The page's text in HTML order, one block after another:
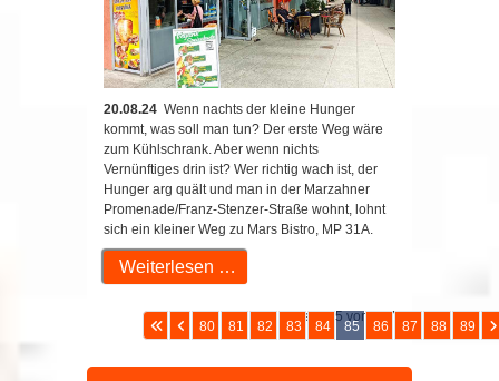
20.08.24 Wenn nachts der kleine Hunger
kommt, was soll man tun? Der erste Weg wäre
zum Kühlschrank. Aber wenn nichts
Vernünftiges drin ist? Wer richtig wach ist, der
Hunger arg quält und man in der Marzahner
Promenade/Franz-Stenzer-Straße wohnt, lohnt
sich ein kleiner Weg zu Mars Bistro, MP 31A.
Weiterlesen …
Seite 85 von 207
80 81 82 83 84 85 86 87 88 89